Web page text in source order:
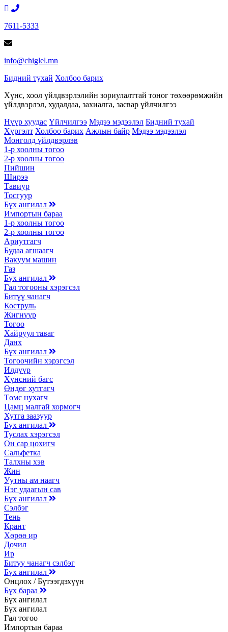
7611-5333
info@chiglel.mn
Бидний тухай Холбоо барих
Хүнс, хоол үйлдвэрлэлийн зориулалттай тоног төхөөрөмжийн
үйлдвэрлэл, худалдаа, захиалга, засвар үйлчилгээ
Нүүр хуудас Үйлчилгээ Мэдээ мэдээлэл Бидний тухай
Хүргэлт Холбоо барих Ажлын байр Мэдээ мэдээлэл
Монголд үйлдвэрлэв
1-р хоолны тогоо
2-р хоолны тогоо
Пийшин
Ширээ
Тавиур
Тосгуур
Бүх ангилал
Импортын бараа
1-р хоолны тогоо
2-р хоолны тогоо
Ариутгагч
Будаа агшаагч
Вакуум машин
Газ
Бүх ангилал
Гал тогооны хэрэгсэл
Битүү чанагч
Коструль
Жигнүүр
Тогоо
Хайруул таваг
Данх
Бүх ангилал
Тогоочийн хэрэгсэл
Илдүүр
Хүнсний багс
Өндөг хутгагч
Төмс нухагч
Цамц малгай хормогч
Хутга заазуур
Бүх ангилал
Туслах хэрэгсэл
Он сар цохигч
Сальфетка
Талхны хэв
Жин
Уутны ам наагч
Нэг удаагын сав
Бүх ангилал
Сэлбэг
Тень
Крант
Хөрөө ир
Дочил
Ир
Битүү чанагч сэлбэг
Бүх ангилал
Онцлох / Бүтээгдэхүүн
Бүх бараа
Бүх ангилал
Бүх ангилал
Гал тогоо
Импортын бараа